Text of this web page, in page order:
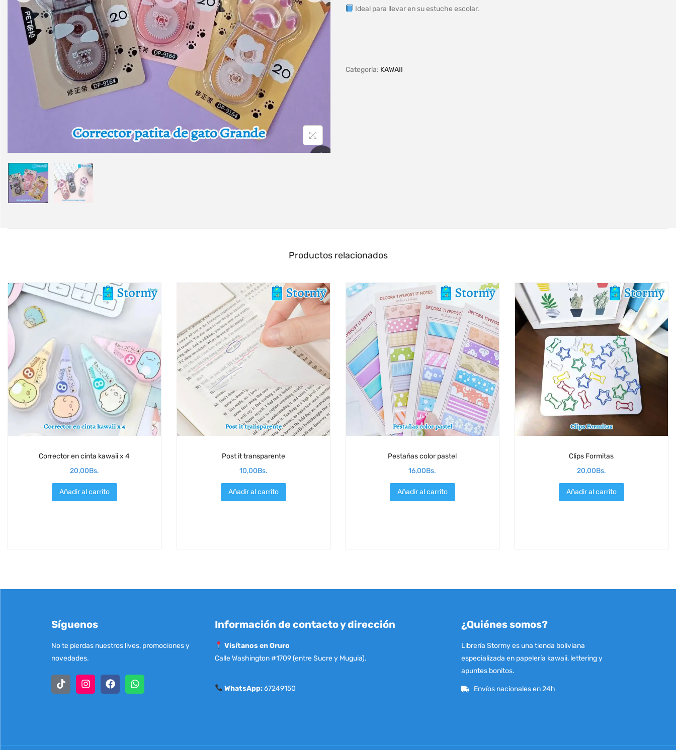
Ideal para llevar en su estuche escolar.
Categoría: KAWAII
Productos relacionados
Corrector en cinta kawaii x 4
20,00Bs.
Añadir al carrito
Post it transparente
10,00Bs.
Añadir al carrito
Pestañas color pastel
16,00Bs.
Añadir al carrito
Clips Formitas
20,00Bs.
Añadir al carrito
Síguenos
No te pierdas nuestros lives, promociones y
novedades.
Información de contacto y dirección
Visítanos en Oruro
Calle Washington #1709 (entre Sucre y Muguia).
WhatsApp:67249150
¿Quiénes somos?
Librería Stormy es una tienda boliviana
especializada en papelería kawaii, lettering y
apuntes bonitos.
Envíos nacionales en 24h